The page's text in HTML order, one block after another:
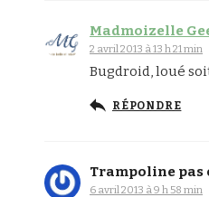
Madmoizelle
2 avril 2013 à 13 h 21 min
Bugdroid, loué
RÉPONDRE
Trampoline pas
6 avril 2013 à 9 h 58 min